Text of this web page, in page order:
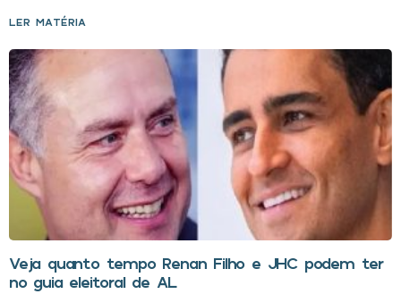
LER MATÉRIA »
Veja quanto tempo Renan Filho e JHC podem ter
no guia eleitoral de AL